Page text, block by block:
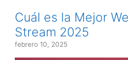
Cuál es la Mejor
Stream 2025
febrero 10, 2025